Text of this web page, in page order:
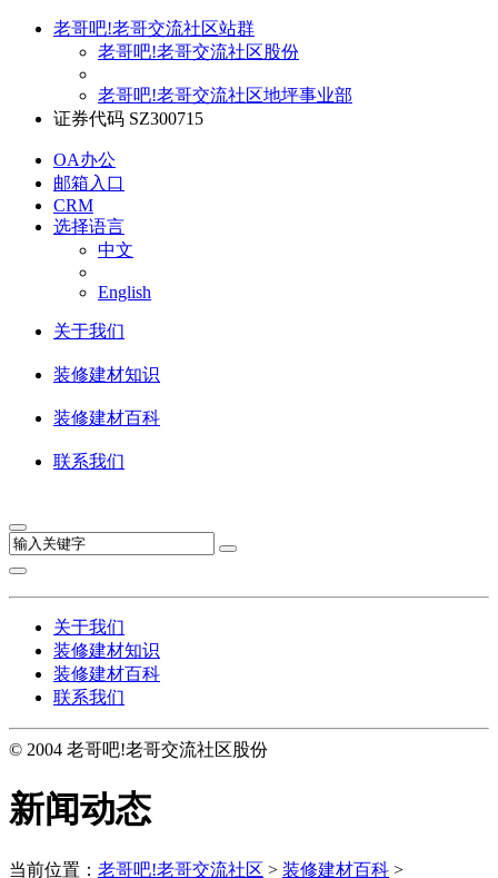
老哥吧!老哥交流社区站群
老哥吧!老哥交流社区股份
老哥吧!老哥交流社区地坪事业部
证券代码 SZ300715
OA办公
邮箱入口
CRM
选择语言
中文
English
关于我们
装修建材知识
装修建材百科
联系我们
关于我们
装修建材知识
装修建材百科
联系我们
© 2004 老哥吧!老哥交流社区股份
新闻动态
当前位置： 老哥吧!老哥交流社区 > 装修建材百科 >